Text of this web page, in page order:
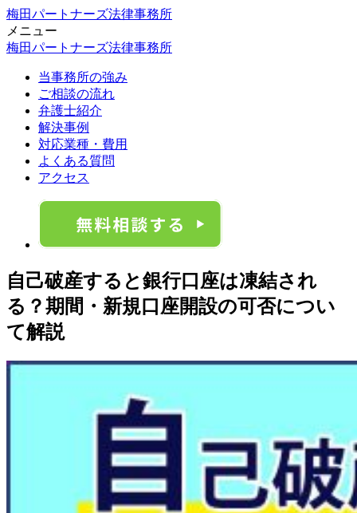
梅田パートナーズ法律事務所
メニュー
梅田パートナーズ法律事務所
当事務所の強み
ご相談の流れ
弁護士紹介
解決事例
対応業種・費用
よくある質問
アクセス
自己破産すると銀行口座は凍結され
る？期間・新規口座開設の可否につい
て解説